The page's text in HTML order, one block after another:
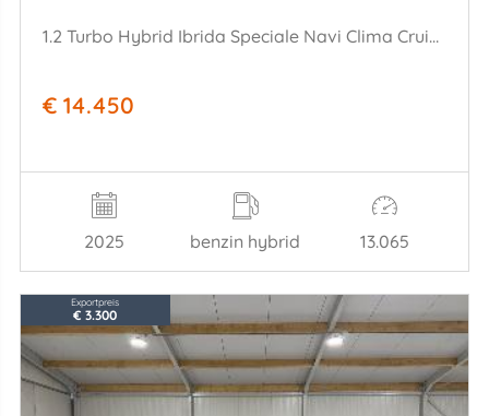
1.2 Turbo Hybrid Ibrida Speciale Navi Clima Cruise Camera SHZ PDC
€ 14.450
2025 benzin hybrid 13.065
Exportpreis
€ 3.300